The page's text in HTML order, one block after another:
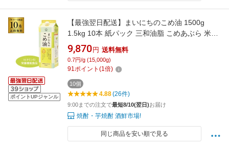
ポイントUPジャンル
【最強翌日配送】まいにちのこめ油 1500g
1.5kg 10本 紙パック 三和油脂 こめあぶら 米油
油 国産こめ油 KOB
9,870 円 送料無料
0.7円/g (15,000g)
91ポイント (1倍)
10個
4.88(26件)
9:00までの注文で最短8/10(翌日)お届け
焼酎・芋焼酎 酒鮮市場!
同じ商品を安い順で見る